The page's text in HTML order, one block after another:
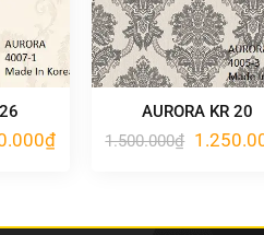
₫Giá
AURORA KR 20
1.500.000₫ Giá